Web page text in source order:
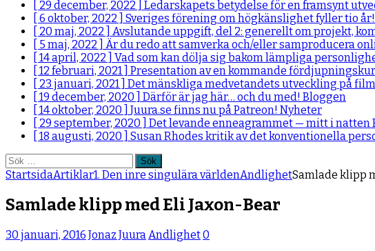
[ 29 december, 2022 ] Ledarskapets betydelse för en framsynt
[ 6 oktober, 2022 ] Sveriges förening om högkänslighet fyller tio år!
[ 20 maj, 2022 ] Avslutande uppgift, del 2: generellt om projekt,
[ 5 maj, 2022 ] Är du redo att samverka och/eller samproducera
[ 14 april, 2022 ] Vad som kan dölja sig bakom lämpliga
[ 12 februari, 2021 ] Presentation av en kommande
[ 23 januari, 2021 ] Det mänskliga medvetandets utveckling på film
[ 19 december, 2020 ] Därför är jag här… och du med! Bloggen
[ 14 oktober, 2020 ] Juura.se finns nu på Patreon! Nyheter
[ 29 september, 2020 ] Det levande enneagrammet — mitt i natten
[ 18 augusti, 2020 ] Susan Rhodes kritik av det konventionella
Sök
efter:
StartsidaArtiklar1. Den inre singulära världenAndlighetSamlade klipp
Samlade klipp med Eli Jaxon-Bear
30 januari, 2016 Jonaz JuuraAndlighet0